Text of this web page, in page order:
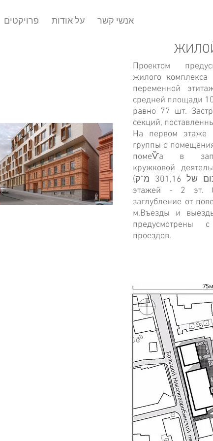
פרויקטים על אודות אנשי קשר
Проектом
жилого комплекса
переменной
средней площади
равно 77 шт.
секций,
На первом этаже
группы с
помеѶа в
кружковой
(בסכום של 301,16 מ"ק). Количество подземных
этажей - 2 эт.
заглубление от
м.Въезды и
предусмотрены
проездов.